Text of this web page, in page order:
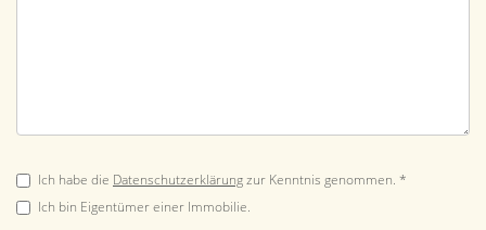
Ich habe die Datenschutzerklärungzur Kenntnis genommen. *
Ich bin Eigentümer einer Immobilie.